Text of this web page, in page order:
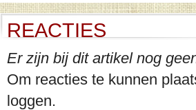
REACTIES
Er zijn bij dit artikel nog
Om reacties te kunnen
loggen.